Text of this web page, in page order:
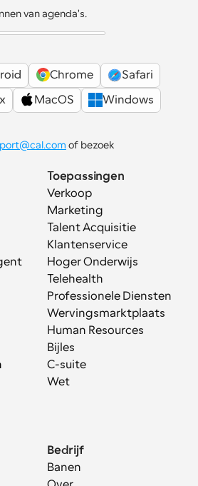
van agenda's.
Chrome
Safari
MacOS
Windows
Toepassingen
Verkoop
Marketing
Talent Acquisitie
Klantenservice
Hoger Onderwijs
Telehealth
Professionele Diensten
Wervingsmarktplaats
Human Resources
Bijles
C-suite
Wet
Bedrijf
Banen